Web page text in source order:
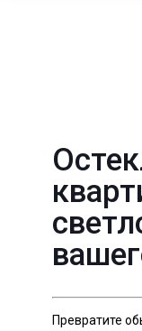
Превратите